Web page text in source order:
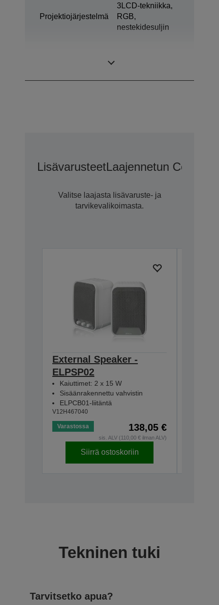
Projektiojärjestelmä
3LCD-tekniikka,
RGB,
nestekidesuljin
LisävarusteetLaajennetun
Valitse laajasta lisävaruste- ja
tarvikevalikoimasta.
External Speaker -
ELPSP02
Kaiuttimet: 2 x 15 W
Sisäänrakennettu vahvistin
ELPCB01-liitäntä
V12H467040
Varastossa 138,05 €
sis. ALV (110,00 € ilman ALV)
Siirrä ostoskoriin
Tekninen tuki
Tarvitsetko apua?